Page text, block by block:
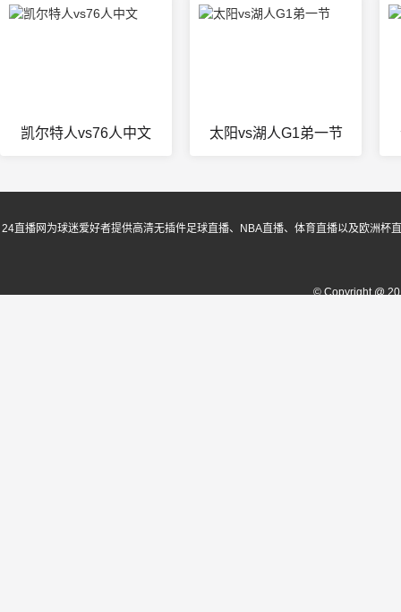
凯尔特人vs76人中文 太阳vs湖人G1弟一节
24直播网为球迷爱好者提供高清无插件足球直播、NBA直播、体育直播以及欧洲
© Copyright @